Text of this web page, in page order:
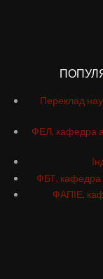
Переклад
ФЕЛ, кафедра
ФБТ, кафедра
ФАПІЕ,